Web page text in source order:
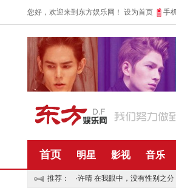
您好，欢迎来到东方娱乐网！ 设为首页 手
首页 明星 影视 音乐
推荐： ·许晴 在我眼中，没有性别之分